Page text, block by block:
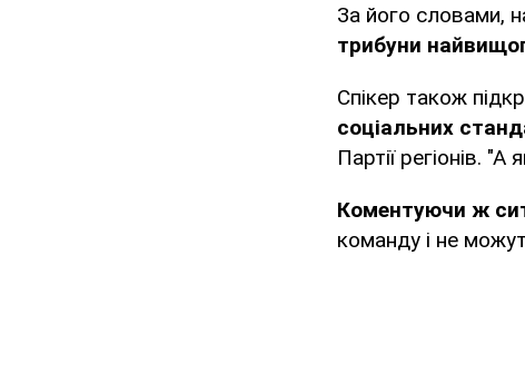
За його словами,
трибуни
Спікер також
соціальних
Партії регіонів.
Коментуючи ж
команду і не